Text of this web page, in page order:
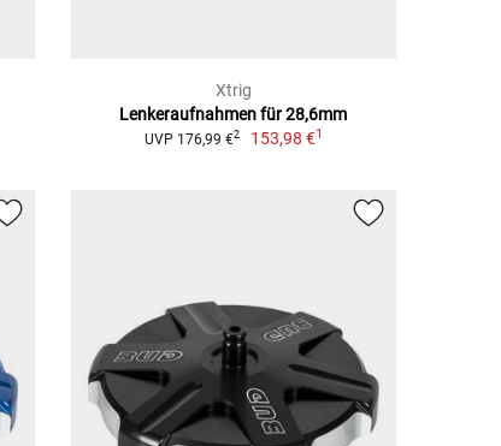
Xtrig
Lenkeraufnahmen für 28,6mm
UVP 176,99 €2 153,98 €1